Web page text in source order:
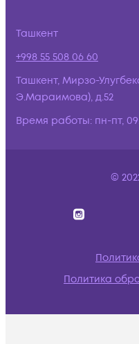
Ташкент
+998 55 508 06 60
Ташкент, Мирзо-
Э.Мараимова), д.52
Время работы: пн-пт,
©
Политика